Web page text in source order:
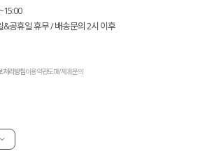
공휴일 휴무 / 배송문의 2시 이후
처리방침이용약관도매/제휴문의